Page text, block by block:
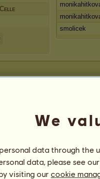
smolicek
149
We
data through the
data, please see our
visiting our cookie